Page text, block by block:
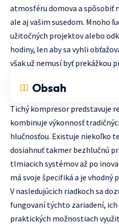
atmosféru domova a spôsobiť
ale aj vašim susedom. Mnoho
užitočných projektov alebo
hodiny, len aby sa vyhli
však už nemusí byť prekážkou
Obsah
Tichý kompresor predstavuje
kombinuje výkonnosť
hlučnosťou. Existuje niekoľko
dosiahnuť takmer bezhlučnú
tlmiacich systémov až po
má svoje špecifiká a je vhodný
V nasledujúcich riadkoch sa
fungovaní týchto zariadení,
praktických možnostiach